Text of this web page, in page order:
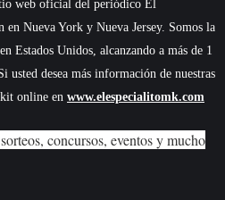
web oficial del periódico El
Nueva York y Nueva Jersey. Somos la
Estados Unidos, alcanzando a más de 1
usted desea más información de nuestras
online en www.elespecialitomk.com
concursos, eventos y mucho